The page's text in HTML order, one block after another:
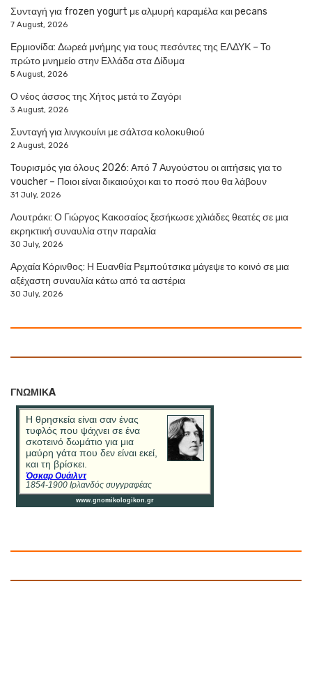
Συνταγή για frozen yogurt με αλμυρή καραμέλα και pecans
7 August, 2026
Ερμιονίδα: Δωρεά μνήμης για τους πεσόντες της ΕΛΔΥΚ – Το
πρώτο μνημείο στην Ελλάδα στα Δίδυμα
5 August, 2026
Ο νέος άσσος της Χήτος μετά το Ζαγόρι
3 August, 2026
Συνταγή για λινγκουίνι με σάλτσα κολοκυθιού
2 August, 2026
Τουρισμός για όλους 2026: Από 7 Αυγούστου οι αιτήσεις για το
voucher – Ποιοι είναι δικαιούχοι και το ποσό που θα λάβουν
31 July, 2026
Λουτράκι: Ο Γιώργος Κακοσαίος ξεσήκωσε χιλιάδες θεατές σε μια
εκρηκτική συναυλία στην παραλία
30 July, 2026
Αρχαία Κόρινθος: Η Ευανθία Ρεμπούτσικα μάγεψε το κοινό σε μια
αξέχαστη συναυλία κάτω από τα αστέρια
30 July, 2026
ΓΝΩΜΙΚA